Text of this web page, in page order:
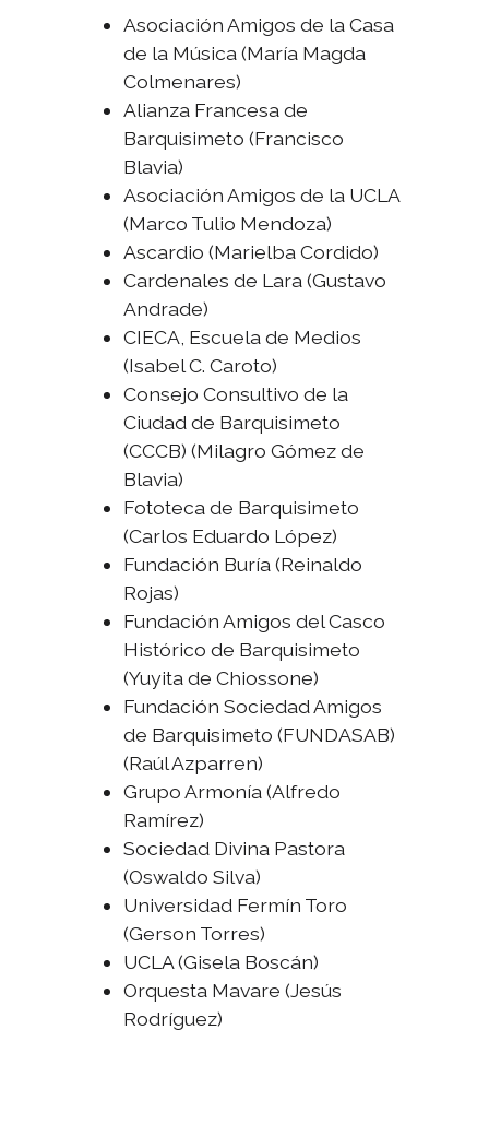
Asociación Amigos de la Casa
de la Música (María Magda
Colmenares)
Alianza Francesa de
Barquisimeto (Francisco
Blavia)
Asociación Amigos de la UCLA
(Marco Tulio Mendoza)
Ascardio (Marielba Cordido)
Cardenales de Lara (Gustavo
Andrade)
CIECA, Escuela de Medios
(Isabel C. Caroto)
Consejo Consultivo de la
Ciudad de Barquisimeto
(CCCB) (Milagro Gómez de
Blavia)
Fototeca de Barquisimeto
(Carlos Eduardo López)
Fundación Buría (Reinaldo
Rojas)
Fundación Amigos del Casco
Histórico de Barquisimeto
(Yuyita de Chiossone)
Fundación Sociedad Amigos
de Barquisimeto (FUNDASAB)
(Raúl Azparren)
Grupo Armonía (Alfredo
Ramírez)
Sociedad Divina Pastora
(Oswaldo Silva)
Universidad Fermín Toro
(Gerson Torres)
UCLA (Gisela Boscán)
Orquesta Mavare (Jesús
Rodríguez)